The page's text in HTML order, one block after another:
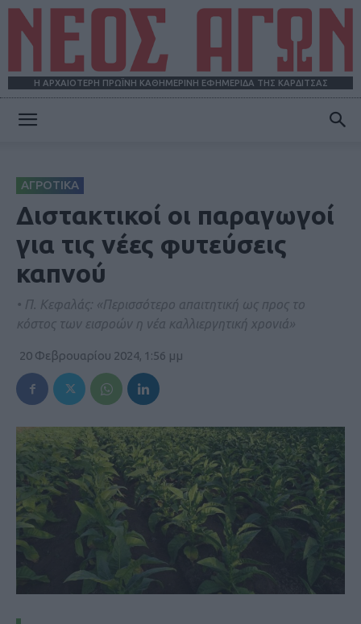
Η ΑΡΧΑΙΟΤΕΡΗ ΠΡΩΪΝΗ ΚΑΘΗΜΕΡΙΝΗ ΕΦΗΜΕΡΙΔΑ ΤΗΣ ΚΑΡΔΙΤΣΑΣ
ΑΓΡΟΤΙΚΑ
Διστακτικοί οι παραγωγοί
για τις νέες φυτεύσεις
καπνού
• Π. Κεφαλάς: «Περισσότερο απαιτητική ως προς το
κόστος των εισροών η νέα καλλιεργητική χρονιά»
20 Φεβρουαρίου 2024, 1:56 μμ